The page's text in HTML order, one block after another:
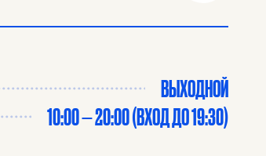
ВЫХОДНОЙ
10:00 — 20:00 (ВХОД ДО 19:30)